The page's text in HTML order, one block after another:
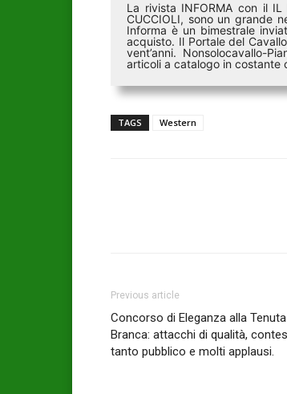
La rivista INFORMA con il IL
CUCCIOLI, sono un grande
Informa è un bimestrale
acquisto. Il Portale del
vent’anni. Nonsolocavallo-
articoli a catalogo in costante
TAGS Western
Previous article
Concorso di Eleganza alla
Branca: attacchi di qualità,
tanto pubblico e molti applausi.